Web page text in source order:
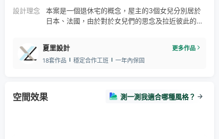
設計理念
本案是一個退休宅的概念，屋主的3個女兒分別居於
日本、法國，由於對於女兒們的思念及拉近彼此的距
傳統封閉的隔間形式，又能保有居室環境的隱密性及
明亮穿透的視覺享受，主臥室則以歐式的風格塑造一
圍。
夏里設計
更多作品
18套作品
穩定合作工班 一年內保固
空間效果 測一測我適合哪種風格？